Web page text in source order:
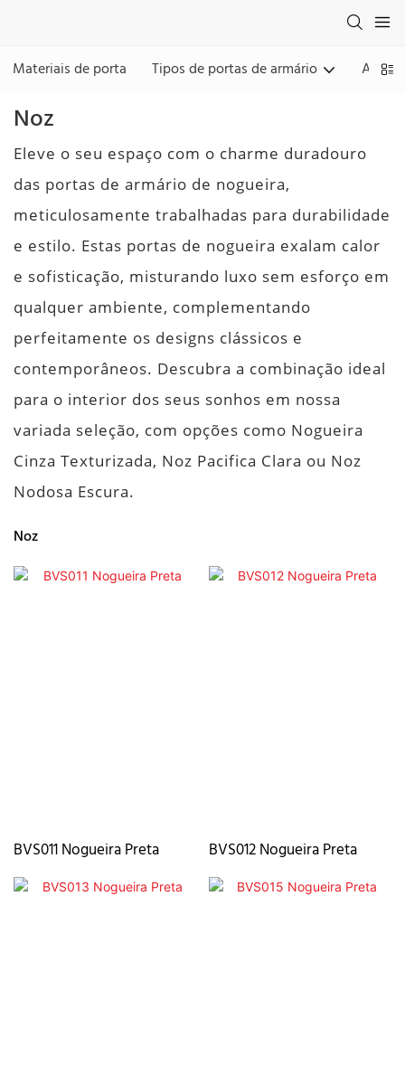
Materiais de porta Tipos de portas de armário
Noz
Eleve o seu espaço com o charme duradouro
das portas de armário de nogueira,
meticulosamente trabalhadas para durabilidade
e estilo. Estas portas de nogueira exalam calor
e sofisticação, misturando luxo sem esforço em
qualquer ambiente, complementando
perfeitamente os designs clássicos e
contemporâneos. Descubra a combinação ideal
para o interior dos seus sonhos em nossa
variada seleção, com opções como Nogueira
Cinza Texturizada, Noz Pacifica Clara ou Noz
Nodosa Escura.
Noz
BVS011 Nogueira Preta BVS012 Nogueira Preta